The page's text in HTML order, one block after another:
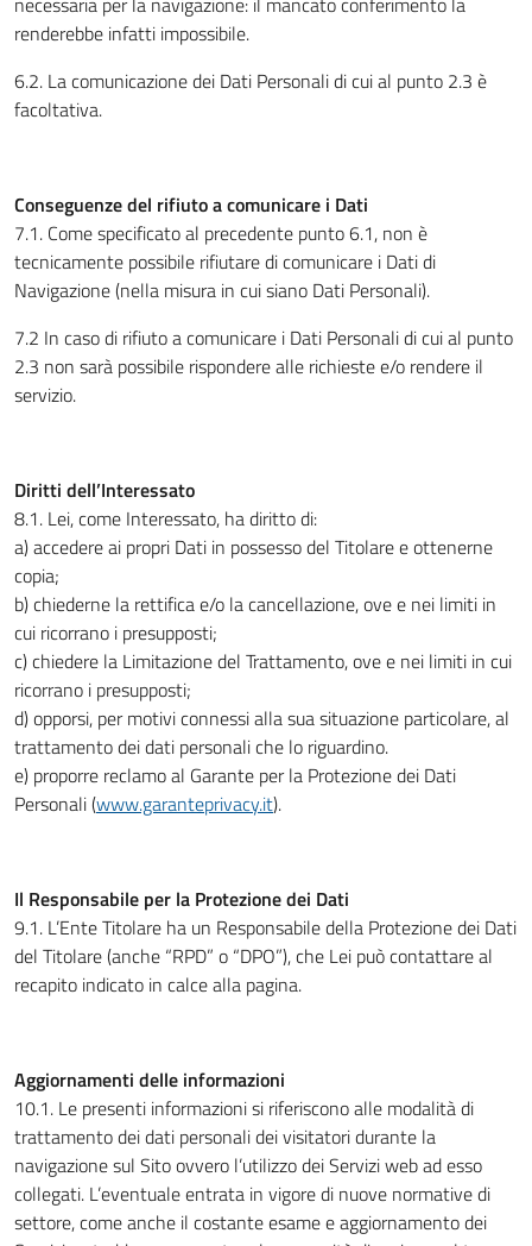
renderebbe infatti impossibile.
6.2. La comunicazione dei Dati Personali di cui al punto 2.3 è
facoltativa.
Conseguenze del rifiuto a comunicare i Dati
7.1. Come specificato al precedente punto 6.1, non è
tecnicamente possibile rifiutare di comunicare i Dati di
Navigazione (nella misura in cui siano Dati Personali).
7.2 In caso di rifiuto a comunicare i Dati Personali di cui al punto
2.3 non sarà possibile rispondere alle richieste e/o rendere il
servizio.
Diritti dell’Interessato
8.1. Lei, come Interessato, ha diritto di:
a) accedere ai propri Dati in possesso del Titolare e ottenerne
copia;
b) chiederne la rettifica e/o la cancellazione, ove e nei limiti in
cui ricorrano i presupposti;
c) chiedere la Limitazione del Trattamento, ove e nei limiti in cui
ricorrano i presupposti;
d) opporsi, per motivi connessi alla sua situazione particolare, al
trattamento dei dati personali che lo riguardino.
e) proporre reclamo al Garante per la Protezione dei Dati
Personali (www.garanteprivacy.it).
Il Responsabile per la Protezione dei Dati
9.1. L’Ente Titolare ha un Responsabile della Protezione dei Dati
del Titolare (anche “RPD” o “DPO”), che Lei può contattare al
recapito indicato in calce alla pagina.
Aggiornamenti delle informazioni
10.1. Le presenti informazioni si riferiscono alle modalità di
trattamento dei dati personali dei visitatori durante la
navigazione sul Sito ovvero l’utilizzo dei Servizi web ad esso
collegati. L’eventuale entrata in vigore di nuove normative di
settore, come anche il costante esame e aggiornamento dei